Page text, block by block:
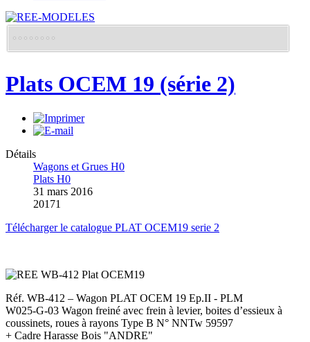
Plats OCEM 19 (série 2)
Détails
Wagons et Grues H0
Plats H0
31 mars 2016
20171
Télécharger le catalogue PLAT OCEM19 serie 2
Réf. WB-412 – Wagon PLAT OCEM 19 Ep.II - PLM
W025-G-03 Wagon freiné avec frein à levier, boites d’essieux à
coussinets, roues à rayons Type B N° NNTw 59597
+ Cadre Harasse Bois "ANDRE"